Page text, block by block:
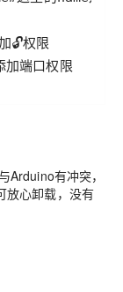
端口权限
有冲突，
放心卸载，没有